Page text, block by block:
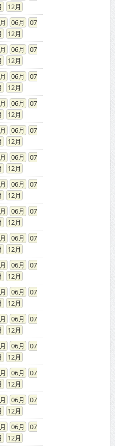
12
06
07
12
06
07
12
06
07
12
06
07
12
06
07
12
06
07
12
06
07
12
06
07
12
06
07
12
06
07
12
06
07
12
06
07
12
06
07
12
06
07
12
06
07
12
06
07
12